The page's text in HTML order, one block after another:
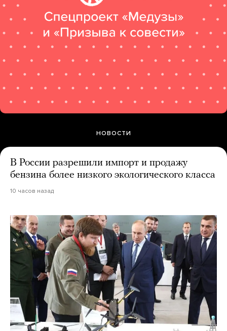
НОВОСТИ
В России разрешили импорт и продажу
бензина более низкого экологического класса
10 часов назад